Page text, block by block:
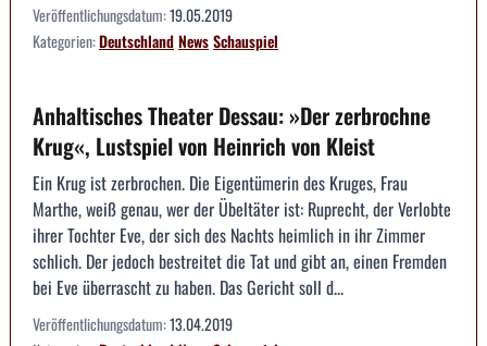
Veröffentlichungsdatum:19.05.2019
Kategorien:DeutschlandNewsSchauspiel
Anhaltisches Theater Dessau: »Der zerbrochne
Krug«, Lustspiel von Heinrich von Kleist
Ein Krug ist zerbrochen. Die Eigentümerin des Kruges, Frau
Marthe, weiß genau, wer der Übeltäter ist: Ruprecht, der Verlobte
ihrer Tochter Eve, der sich des Nachts heimlich in ihr Zimmer
schlich. Der jedoch bestreitet die Tat und gibt an, einen Fremden
bei Eve überrascht zu haben. Das Gericht soll d...
Veröffentlichungsdatum:13.04.2019